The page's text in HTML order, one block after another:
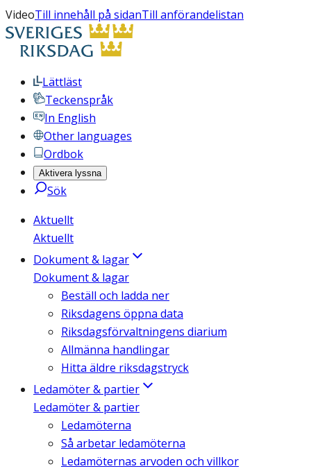
VideoTill innehåll på sidanTill anförandelistan
Lättläst
Teckenspråk
In English
Other languages
Ordbok
Aktivera lyssna
Sök
Aktuellt
Aktuellt
Dokument & lagar
Dokument & lagar
Beställ och ladda ner
Riksdagens öppna data
Riksdagsförvaltningens diarium
Allmänna handlingar
Hitta äldre riksdagstryck
Ledamöter & partier
Ledamöter & partier
Ledamöterna
Så arbetar ledamöterna
Ledamöternas arvoden och villkor